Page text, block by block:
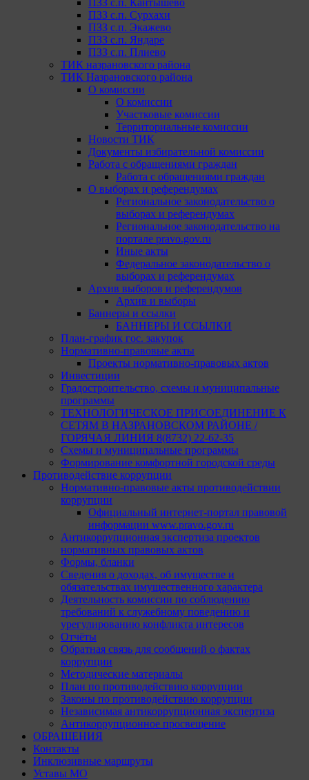
ПЗЗ с.п. Кантышево
ПЗЗ с.п. Сурхахи
ПЗЗ с.п. Экажево
ПЗЗ с.п. Яндаре
ПЗЗ с.п. Плиево
ТИК назрановского района
ТИК Назрановского района
О комиссии
О комиссии
Участковые комиссии
Территориальные комиссии
Новости ТИК
Документы избирательной комиссии
Работа с обращениями граждан
Работа с обращениями граждан
О выборах и референдумах
Региональное законодательство о
выборах и референдумах
Региональное законодательство на
портале pravo.gov.ru
Иные акты
Федеральное законодательство о
выборах и референдумах
Архив выборов и референдумов
Архив и выборы
Баннеры и ссылки
БАННЕРЫ И ССЫЛКИ
План-график гос. закупок
Нормативно-правовые акты
Проекты нормативно-правовых актов
Инвестиции
Градостроительство, схемы и муниципальные
программы
ТЕХНОЛОГИЧЕСКОЕ ПРИСОЕДИНЕНИЕ К
СЕТЯМ В НАЗРАНОВСКОМ РАЙОНЕ /
ГОРЯЧАЯ ЛИНИЯ 8(8732) 22-62-35
Схемы и муниципальные программы
Формирование комфортной городской среды
Противодействие коррупции
Нормативно-правовые акты противодействии
коррупции
Официальный интернет-портал правовой
информации www.pravo.gov.ru
Антикоррупционная экспертиза проектов
нормативных правовых актов
Формы, бланки
Сведения о доходах, об имуществе и
обязательствах имущественного характера
Деятельность комиссии по соблюдению
требований к служебному поведению и
урегулированию конфликта интересов
Отчёты
Обратная связь для сообщений о фактах
коррупции
Методические материалы
План по противодействию коррупции
Законы по противодействию коррупции
Независимая антикоррупционная экспертиза
Антикоррупционное просвещение
ОБРАЩЕНИЯ
Контакты
Инклюзивные маршруты
Уставы МО